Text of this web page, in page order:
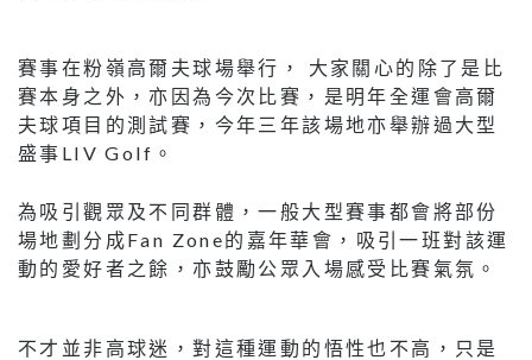
賽事在粉嶺高爾夫球場舉行， 大家關心的除了是比
賽本身之外，亦因為今次比賽，是明年全運會高爾
夫球項目的測試賽，今年三年該場地亦舉辦過大型
盛事LIV Golf。
為吸引觀眾及不同群體，一般大型賽事都會將部份
場地劃分成Fan Zone的嘉年華會，吸引一班對該運
動的愛好者之餘，亦鼓勵公眾入場感受比賽氣氛。
不才並非高球迷，對這種運動的悟性也不高，只是